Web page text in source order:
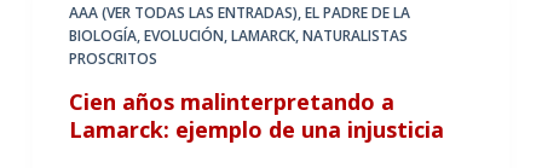
AAA (VER TODAS LAS ENTRADAS),EL PADRE DE LA
BIOLOGÍA,EVOLUCIÓN,LAMARCK,NATURALISTAS
PROSCRITOS
Cien años malinterpretando a
Lamarck: ejemplo de una injusticia